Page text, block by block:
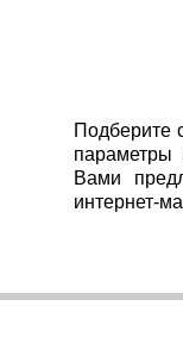
Подберите
параметры
Вами
интернет-